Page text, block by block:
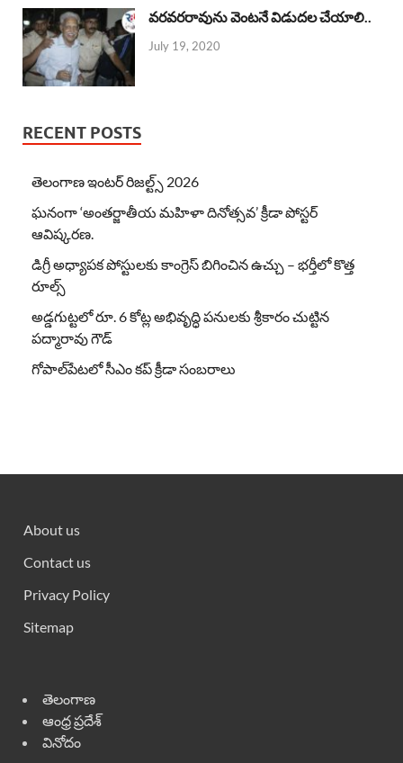
వరవరరావును వెంటనే విడుదల చేయాలి..
July 19, 2020
RECENT POSTS
తెలంగాణ ఇంటర్ రిజల్ట్స్ 2026
ఘనంగా ‘అంతర్జాతీయ మహిళా దినోత్సవ’ క్రీడా పోస్టర్
ఆవిష్కరణ.
డిగ్రీ అధ్యాపక పోస్టులకు కాంగ్రెస్ బిగించిన ఉచ్చు – భర్తీలో కొత్త
రూల్స్
అడ్డగుట్టలో రూ. 6 కోట్ల అభివృద్ధి పనులకు శ్రీకారం చుట్టిన
పద్మారావు గౌడ్
గోపాల్‌పేటలో సీఎం కప్ క్రీడా సంబరాలు
About us
Contact us
Privacy Policy
Sitemap
తెలంగాణ
ఆంధ్ర ప్రదేశ్
వినోదం